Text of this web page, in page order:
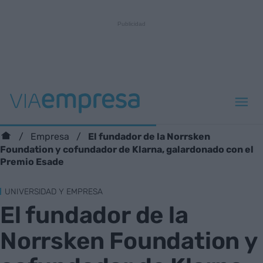
Empresa
El fundador de la Norrsken
Foundation y cofundador de Klarna, galardonado con el
Premio Esade
UNIVERSIDAD Y EMPRESA
El fundador de la
Norrsken Foundation y